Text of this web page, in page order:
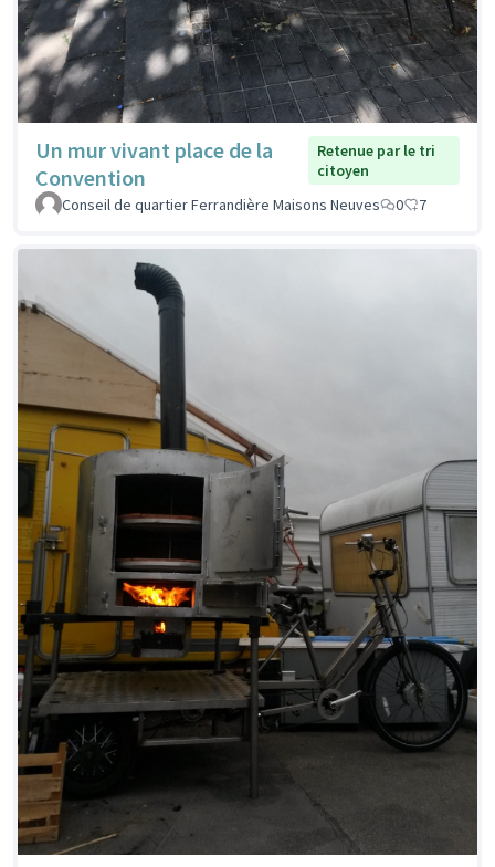
Un mur vivant place de la
Convention
Retenue par le tri
citoyen
Conseil de quartier Ferrandière Maisons Neuves
0 7